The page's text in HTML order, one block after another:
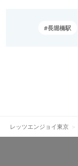
長堀橋駅
レッツエンジョイ東京